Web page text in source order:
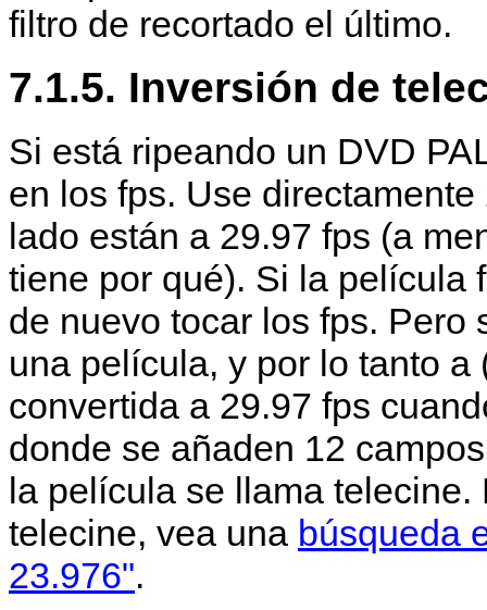
filtro de recortado el último.
7.1.5. Inversión de
Si está ripeando un DVD
en los fps. Use
lado están a 29.97 fps (a
tiene por qué). Si la película
de nuevo tocar los fps.
una película, y por lo tanto
convertida a 29.97 fps
donde se añaden 12
la película se llama
telecine, vea una búsqueda
23.976".